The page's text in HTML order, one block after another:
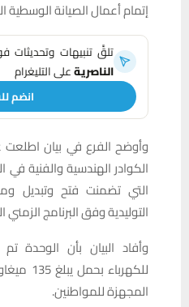
إتمام أعمال الصيانة الوسطية
تلقَّ تنبيهات وتحديثات
الناصريةعلى التليغرام
انضم
وأوضح الفرع في بيان اطلعت
الكوادر الهندسية والفنية
التي تضمنت فتح وتبديل
التوليدية وفق البرنامج الزمني
وأفاد البيان بأن الوحدة
المجهزة للمواطنين.